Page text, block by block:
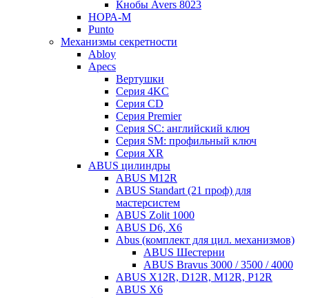
Кнобы Avers 8023
НОРА-М
Punto
Механизмы секретности
Abloy
Apecs
Вертушки
Серия 4KC
Серия CD
Серия Premier
Серия SC: английский ключ
Серия SM: профильный ключ
Серия XR
ABUS цилиндры
ABUS M12R
ABUS Standart (21 проф) для
мастерсистем
ABUS Zolit 1000
ABUS D6, X6
Abus (комплект для цил. механизмов)
ABUS Шестерни
ABUS Bravus 3000 / 3500 / 4000
ABUS X12R, D12R, M12R, P12R
ABUS X6